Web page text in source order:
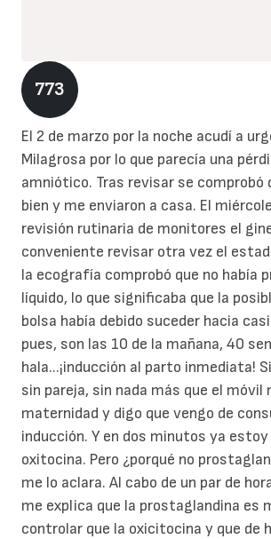
773
El 2 de marzo por la noche acudí a
Milagrosa por lo que parecía una
amniótico. Tras revisar se comprobó
bien y me enviaron a casa. El
revisión rutinaria de monitores el
conveniente revisar otra vez el
la ecografía comprobó que no había
líquido, lo que significaba que la
bolsa había debido suceder hacia
pues, son las 10 de la mañana, 40
hala...¡inducción al parto inmediata!
sin pareja, sin nada más que el móvil
maternidad y digo que vengo de
inducción. Y en dos minutos ya estoy
oxitocina. Pero ¿porqué no
me lo aclara. Al cabo de un par de
me explica que la prostaglandina es
controlar que la oxicitocina y que de